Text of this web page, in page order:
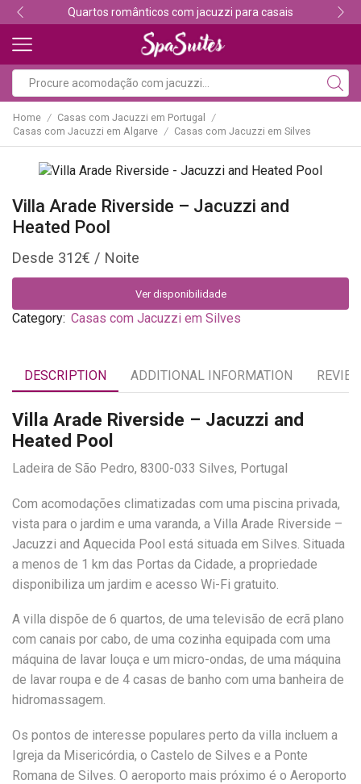
jacuzzi para casais Descubra os melhores
Home / Casas com Jacuzzi em Portugal /
Casas com Jacuzzi em Algarve / Casas com Jacuzzi em Silves
Villa Arade Riverside – Jacuzzi and
Heated Pool
312€
Ver disponibilidade
Category: Casas com Jacuzzi em Silves
DESCRIPTION ADDITIONAL INFORMATION
Villa Arade Riverside – Jacuzzi and
Heated Pool
Ladeira de São Pedro, 8300-033 Silves, Portugal
Com acomodações climatizadas com uma piscina privada,
vista para o jardim e uma varanda, a Villa Arade Riverside –
Jacuzzi and Aquecida Pool está situada em Silves. Situada
a menos de 1 km das Portas da Cidade, a propriedade
disponibiliza um jardim e acesso Wi-Fi gratuito.
A villa dispõe de 6 quartos, de uma televisão de ecrã plano
com canais por cabo, de uma cozinha equipada com uma
máquina de lavar louça e um micro-ondas, de uma máquina
de lavar roupa e de 4 casas de banho com uma banheira de
hidromassagem.
Os pontos de interesse populares perto da villa incluem a
Igreja da Misericórdia, o Castelo de Silves e a Ponte
Romana de Silves. O aeroporto mais próximo é o Aeroporto